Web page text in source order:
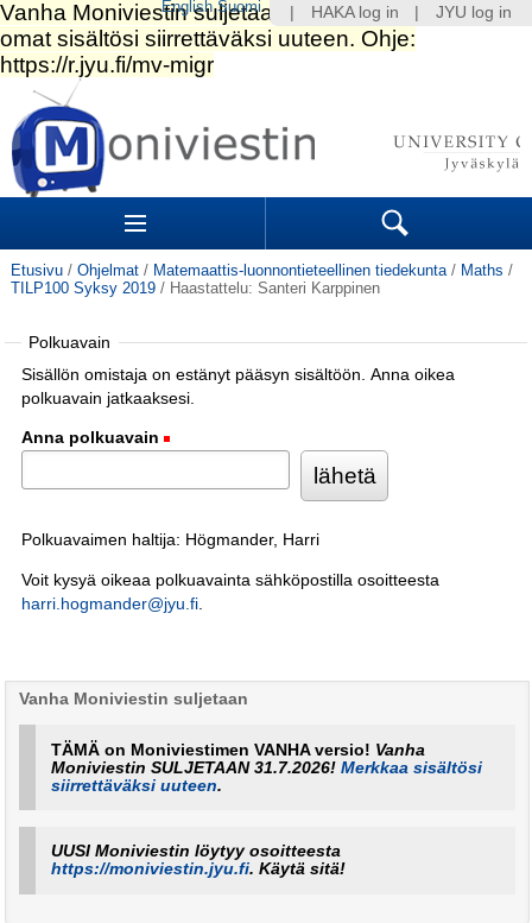
Siirry
sisältöön.
|
Siirry
navigointiin
Sections Search
Etusivu / Ohjelmat / Matemaattis-luonnontieteellinen tiedekunta / Maths /
TILP100 Syksy 2019 / Haastattelu: Santeri Karppinen
Polkuavain
Sisällön omistaja on estänyt pääsyn sisältöön. Anna oikea
polkuavain jatkaaksesi.
Anna polkuavain
Polkuavaimen haltija: Högmander, Harri
Voit kysyä oikeaa polkuavainta sähköpostilla osoitteesta
harri.hogmander@jyu.fi.
Vanha Moniviestin suljetaan
TÄMÄ on Moniviestimen VANHA versio! Vanha
Moniviestin SULJETAAN 31.7.2026!Merkkaa sisältösi
siirrettäväksi uuteen.
UUSI Moniviestin löytyy osoitteesta
https://moniviestin.jyu.fi. Käytä sitä!
HAKA log in JYU log in
English Suomi